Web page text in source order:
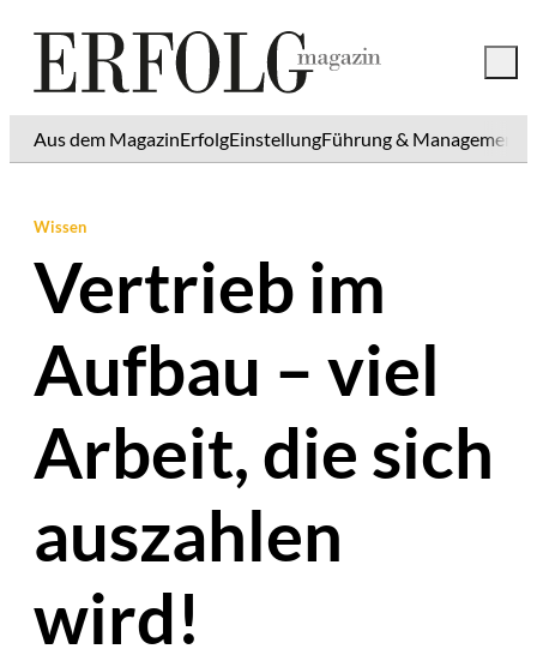
Aus dem MagazinErfolgEinstellungFührung & Management
Wissen
Vertrieb im
Aufbau – viel
Arbeit, die sich
auszahlen
wird!